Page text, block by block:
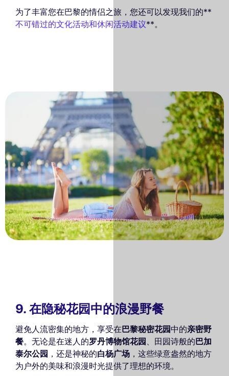
为了丰富您在巴黎的情侣之旅，您还可以发现我们的**
不可错过的文化活动和休闲活动建议**。
9. 在隐秘花园中的浪漫野餐
避免人流密集的地方，享受在巴黎秘密花园 中的亲密野
餐。无论是在迷人的罗丹博物馆花园 、田园诗般的巴加
泰尔公园 ，还是神秘的白杨广场 ，这些绿意盎然的地方
为户外的美味和浪漫时光提供了理想的环境。